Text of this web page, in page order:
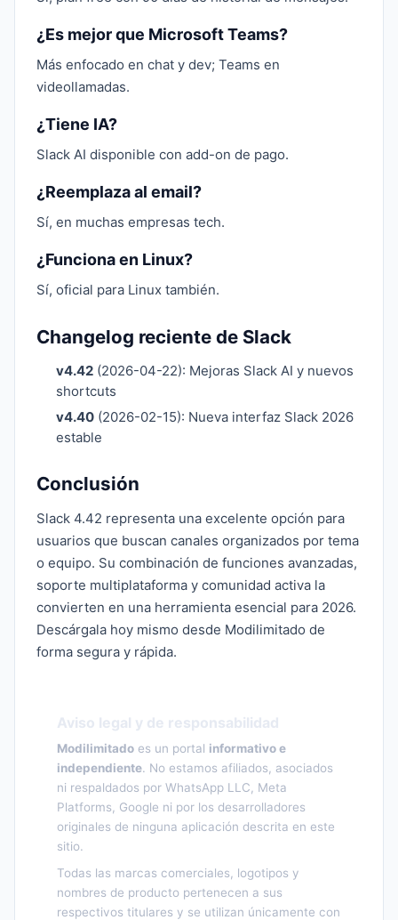
¿Es mejor que Microsoft Teams?
Más enfocado en chat y dev; Teams en
videollamadas.
¿Tiene IA?
Slack AI disponible con add-on de pago.
¿Reemplaza al email?
Sí, en muchas empresas tech.
¿Funciona en Linux?
Sí, oficial para Linux también.
Changelog reciente de Slack
v4.42 (2026-04-22): Mejoras Slack AI y nuevos
shortcuts
v4.40 (2026-02-15): Nueva interfaz Slack 2026
estable
Conclusión
Slack 4.42 representa una excelente opción para
usuarios que buscan canales organizados por tema
o equipo. Su combinación de funciones avanzadas,
soporte multiplataforma y comunidad activa la
convierten en una herramienta esencial para 2026.
Descárgala hoy mismo desde Modilimitado de
forma segura y rápida.
Aviso legal y de responsabilidad
Modilimitado es un portal informativo e
independiente. No estamos afiliados, asociados
ni respaldados por WhatsApp LLC, Meta
Platforms, Google ni por los desarrolladores
originales de ninguna aplicación descrita en este
sitio.
Todas las marcas comerciales, logotipos y
nombres de producto pertenecen a sus
respectivos titulares y se utilizan únicamente con